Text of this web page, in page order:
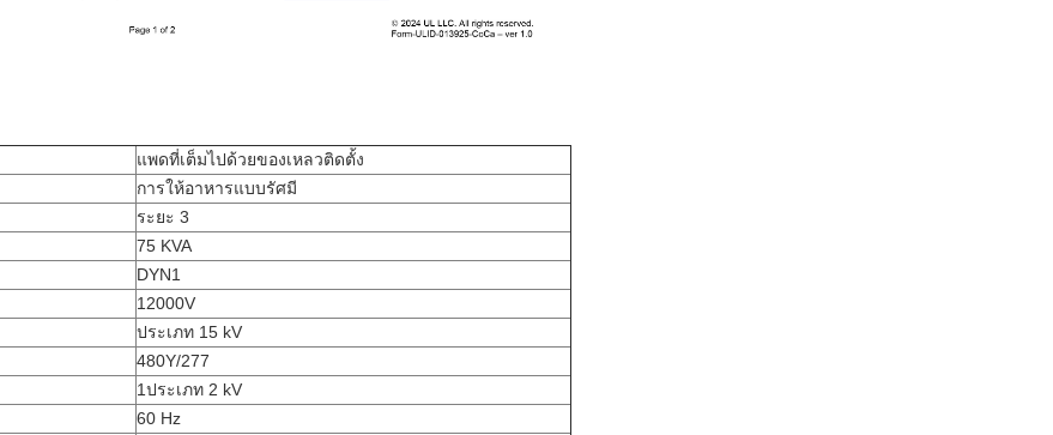
แพดที่เต็มไปด้วยของเหลวติดตั้ง
การให้อาหารแบบรัศมี
ระยะ 3
75 KVA
DYN1
12000V
ประเภท 15 kV
480Y/277
1ประเภท 2 kV
60 Hz